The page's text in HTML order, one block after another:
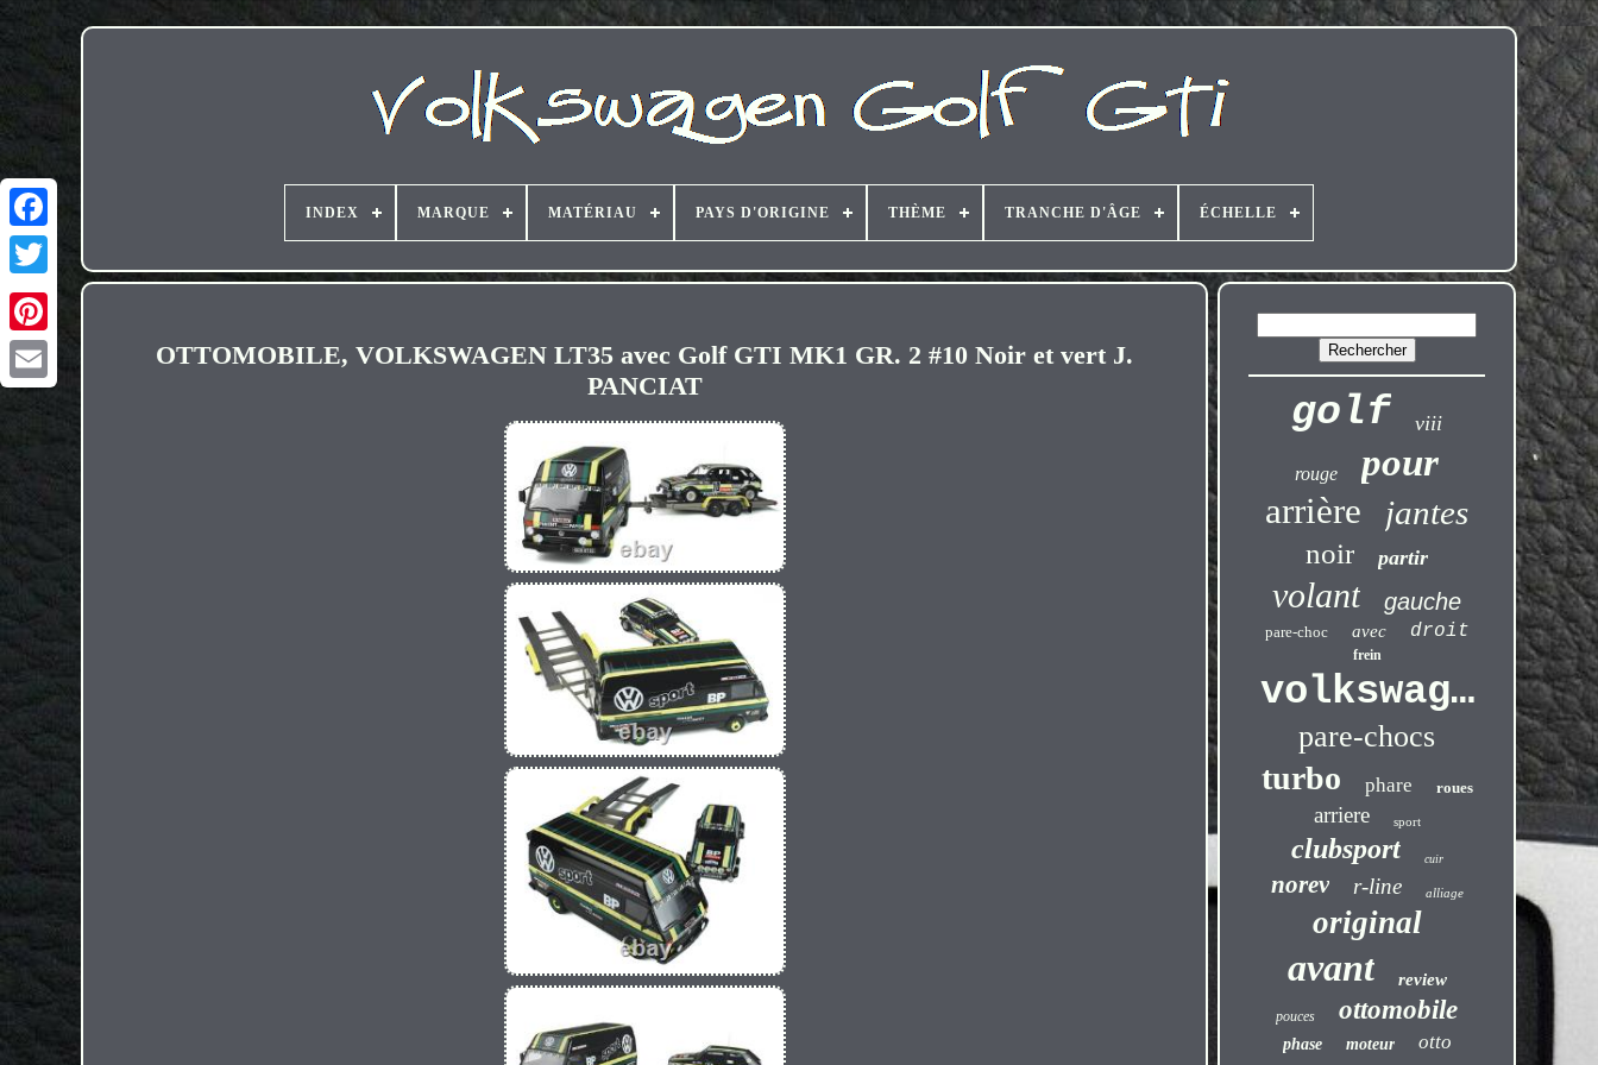
INDEX MARQUE MATÉRIAU PAYS D'ORIGINE THÈME TRANCHE D'ÂGE ÉCHELLE
OTTOMOBILE, VOLKSWAGEN LT35 avec Golf GTI MK1 GR. 2 #10 Noir et vert J.
PANCIAT
golf viii
rouge pour
arrière jantes
noir partir
volant gauche
pare-choc avec droit
frein
volkswagen
pare-chocs
turbo phare roues
arriere sport
clubsport cuir
norev r-line alliage
original
avant review
pouces ottomobile
phase moteur otto